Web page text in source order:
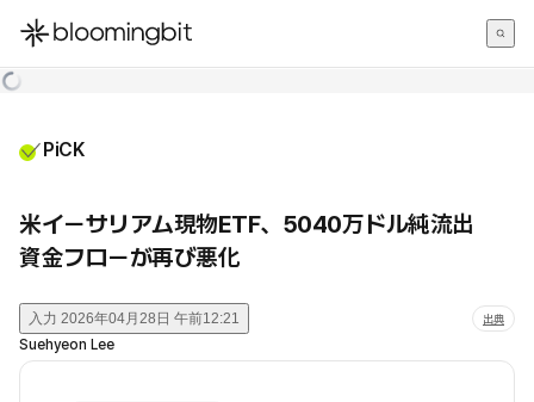
한국어
PiCK
米イーサリアム現物ETF、5040万ドル純流出
資金フローが再び悪化
入力 2026年04月28日 午前12:21 出典
Suehyeon Lee